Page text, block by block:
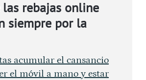
las rebajas online
siempre por la
acumular el cansancio
el móvil a mano y estar